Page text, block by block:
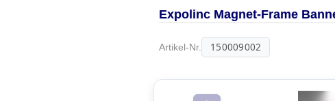
Expolinc Magnet-Frame
Artikel-Nr. 150009002